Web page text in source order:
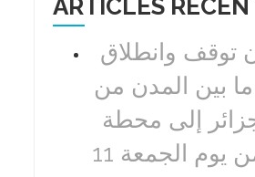
ARTICLES
توقف وانطلاق
ما بين المدن من
إلى محطة
آغا ابتداء من يوم الجمعة 11